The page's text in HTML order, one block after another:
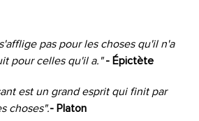
pas pour les choses qu'il n'a
pour celles qu'il a."- Épictète
est un grand esprit qui finit par
choses".- Platon